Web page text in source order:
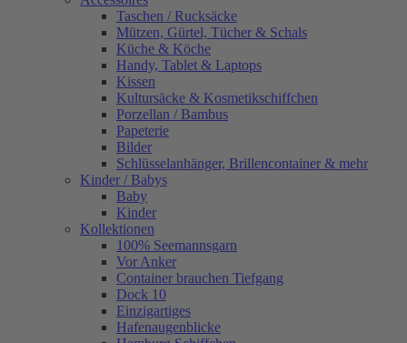
Taschen / Rucksäcke
Mützen, Gürtel, Tücher & Schals
Küche & Köche
Handy, Tablet & Laptops
Kissen
Kultursäcke & Kosmetikschiffchen
Porzellan / Bambus
Papeterie
Bilder
Schlüsselanhänger, Brillencontainer & mehr
Kinder / Babys
Baby
Kinder
Kollektionen
100% Seemannsgarn
Vor Anker
Container brauchen Tiefgang
Dock 10
Einzigartiges
Hafenaugen­blicke